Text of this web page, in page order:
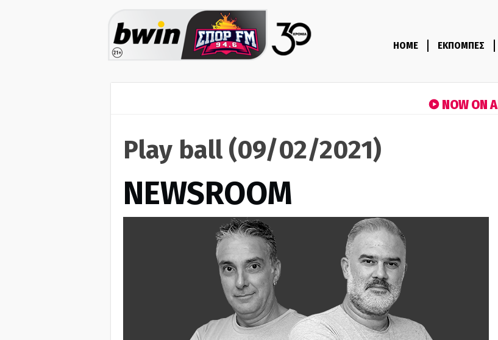
HOME ΕΚΠΟΜΠΕΣ
NOW ON
Play ball (09/02/2021)
NEWSROOM